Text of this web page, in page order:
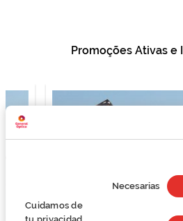
Cuidamos de
de
consentimiento
Necesarias
Promoções Ativas e